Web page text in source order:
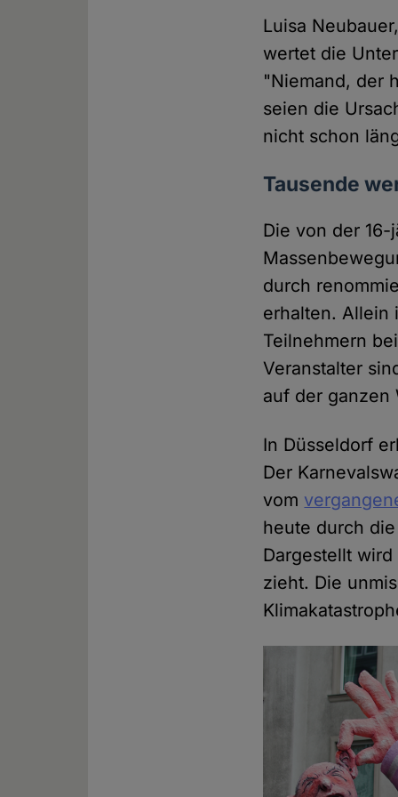
Luisa
wertet die
"Niemand, der
seien die
nicht schon
Tausende
Die von der
durch
erhalten. Allein
Teilnehmern
Veranstalter
auf der ganzen
In Düsseldorf
Der
vom
heute durch
Dargestellt
zieht. Die